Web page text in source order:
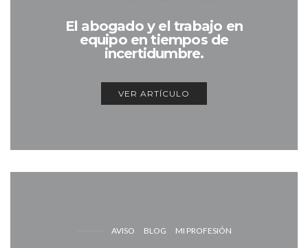
El abogado y el trabajo en
equipo en tiempos de
incertidumbre.
VER ARTÍCULO
AVISO BLOG MI PROFESIÓN